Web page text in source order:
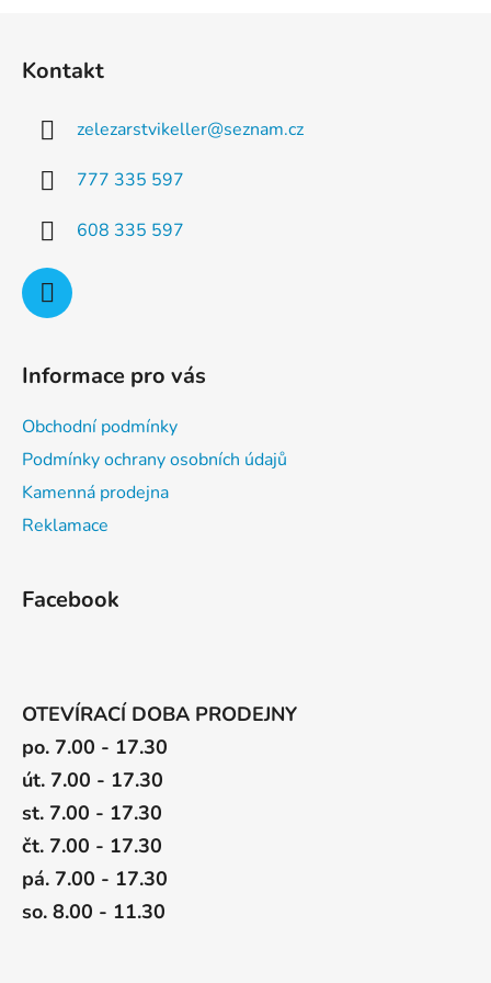
v
Kontakt
zelezarstvikeller@seznam.cz
777 335 597
608 335 597
Informace pro vás
Obchodní podmínky
Podmínky ochrany osobních údajů
Kamenná prodejna
Reklamace
Facebook
OTEVÍRACÍ DOBA PRODEJNY
po. 7.00 - 17.30
út. 7.00 - 17.30
st. 7.00 - 17.30
čt. 7.00 - 17.30
pá. 7.00 - 17.30
so. 8.00 - 11.30